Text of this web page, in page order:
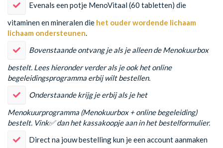
​Evenals een potje MenoVitaal (60 tabletten) die
vitaminen en mineralen die het ouder wordende lichaam
lichaam ondersteunen.
Bovenstaande ontvang je als je alleen de Menokuurbox
bestelt. Lees hieronder verder als je ook het online
begeleidingsprogramma erbij wilt bestellen.
​Onderstaande krijg je erbij als je het
Menokuurprogramma (Menokuurbox + online begeleiding)
bestelt. Vink✅ dan het kassakoopje aan in het bestelformulier.
​Direct na jouw bestelling kun je een account aanmaken